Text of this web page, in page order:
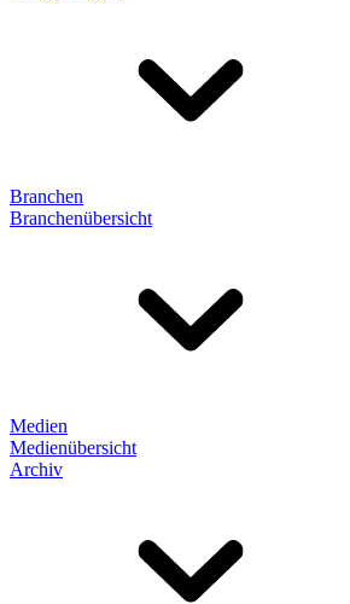
Branchen
Branchenübersicht
Medien
Medienübersicht
Archiv